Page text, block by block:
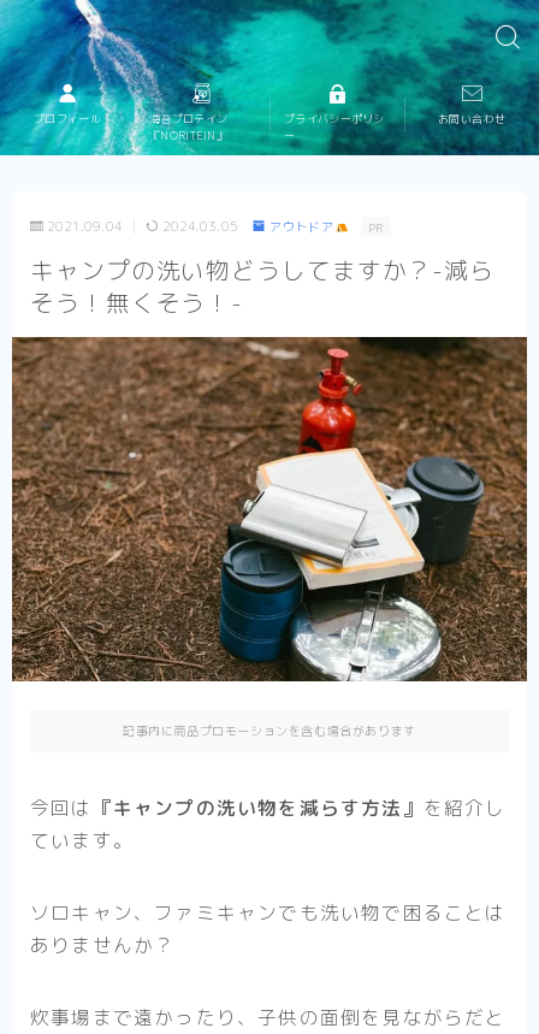
プロフィール
海苔プロテイン
『NORITEIN』
プライバシーポリシ
ー
お問い合わせ
2021.09.04 2024.03.05 アウトドア PR
キャンプの洗い物どうしてますか？-減ら
そう！無くそう！-
記事内に商品プロモーションを含む場合があります
今回は 『キャンプの洗い物を減らす方法』 を紹介し
ています。
ソロキャン、ファミキャンでも洗い物で困ることは
ありませんか？
炊事場まで遠かったり、子供の面倒を見ながらだと